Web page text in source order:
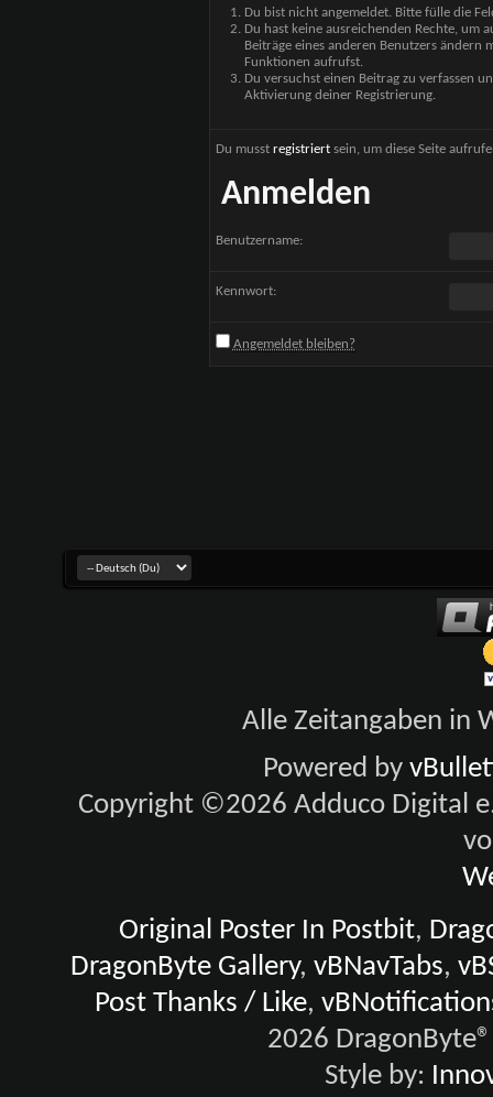
Du bist nicht angemeldet. Bitte fülle die
Du hast keine ausreichenden Rechte, um
Beiträge eines anderen Benutzers
Funktionen aufrufst.
Du versuchst einen Beitrag zu verfassen
Aktivierung deiner Registrierung.
Du musst registriertsein, um diese Seite
Anmelden
Benutzername:
Kennwort:
Angemeldet bleiben?
Alle Zeitangaben in
Powered by
Copyright ©2026 Adduco Digital
Original Poster In Postbit,
DragonByte Gallery,vBNavTabs,
Post Thanks / Like,
2026
Style by: